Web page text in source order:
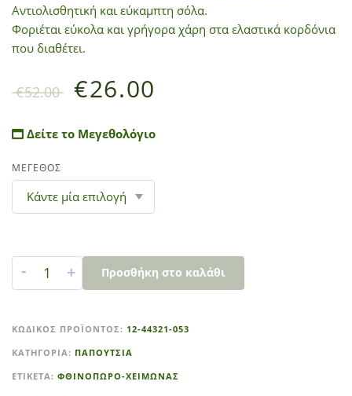
Αντιολισθητική και εύκαμπτη σόλα.
Φοριέται εύκολα και γρήγορα χάρη στα ελαστικά κορδόνια
που διαθέτει.
€52.00 €26.00
Δείτε το Μεγεθολόγιο
ΜΕΓΕΘΟΣ
- + Προσθήκη στο καλάθι
t
e
r
ΚΩΔΙΚΌΣ ΠΡΟΪΌΝΤΟΣ: 12-44321-053
ΚΑΤΗΓΟΡΊΑ: ΠΑΠΟΥΤΣΙΑ
ΕΤΙΚΈΤΑ: ΦΘΙΝΟΠΩΡΟ-ΧΕΙΜΩΝΑΣ